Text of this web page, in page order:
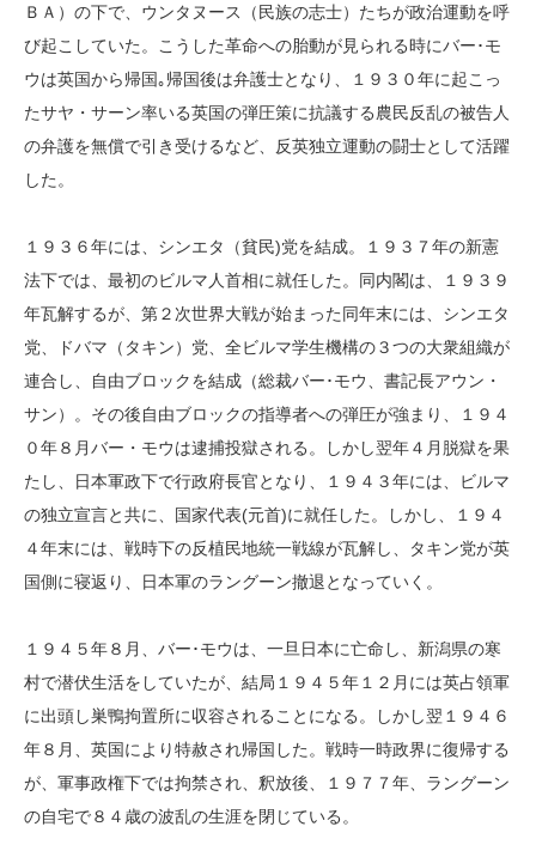
ＢＡ）の下で、ウンタヌース（民族の志士）たちが政治運動を呼
び起こしていた。こうした革命への胎動が見られる時にバー･モ
ウは英国から帰国｡帰国後は弁護士となり、１９３０年に起こっ
たサヤ・サーン率いる英国の弾圧策に抗議する農民反乱の被告人
の弁護を無償で引き受けるなど、反英独立運動の闘士として活躍
した。
１９３６年には、シンエタ（貧民)党を結成。１９３７年の新憲
法下では、最初のビルマ人首相に就任した。同内閣は、１９３９
年瓦解するが、第２次世界大戦が始まった同年末には、シンエタ
党、ドバマ（タキン）党、全ビルマ学生機構の３つの大衆組織が
連合し、自由ブロックを結成（総裁バー･モウ、書記長アウン・
サン）。その後自由ブロックの指導者への弾圧が強まり、１９４
０年８月バー・モウは逮捕投獄される。しかし翌年４月脱獄を果
たし、日本軍政下で行政府長官となり、１９４３年には、ビルマ
の独立宣言と共に、国家代表(元首)に就任した。しかし、１９４
４年末には、戦時下の反植民地統一戦線が瓦解し、タキン党が英
国側に寝返り、日本軍のラングーン撤退となっていく。
１９４５年８月、バー･モウは、一旦日本に亡命し、新潟県の寒
村で潜伏生活をしていたが、結局１９４５年１２月には英占領軍
に出頭し巣鴨拘置所に収容されることになる。しかし翌１９４６
年８月、英国により特赦され帰国した。戦時一時政界に復帰する
が、軍事政権下では拘禁され、釈放後、１９７７年、ラングーン
の自宅で８４歳の波乱の生涯を閉じている。